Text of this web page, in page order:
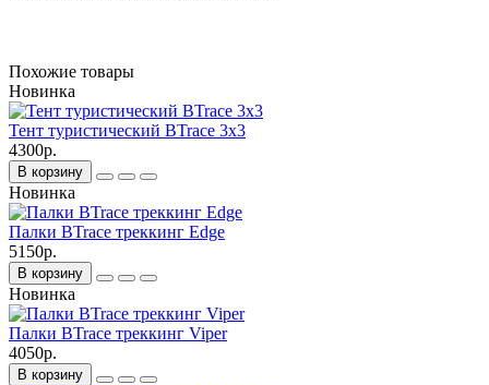
Похожие товары
Новинка
Тент туристический BTrace 3x3
4300р.
В корзину
Новинка
Палки BTrace треккинг Edge
5150р.
В корзину
Новинка
Палки BTrace треккинг Viper
4050р.
В корзину